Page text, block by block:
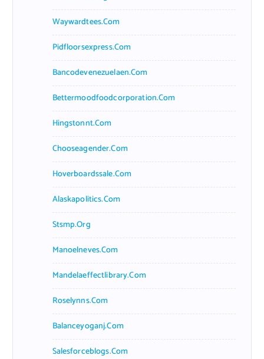
Waywardtees.com
Pidfloorsexpress.com
Bancodevenezuelaen.com
Bettermoodfoodcorporation.com
Hingstonnt.com
Chooseagender.com
Hoverboardssale.com
Alaskapolitics.com
Stsmp.org
Manoelneves.com
Mandelaeffectlibrary.com
Roselynns.com
Balanceyoganj.com
Salesforceblogs.com